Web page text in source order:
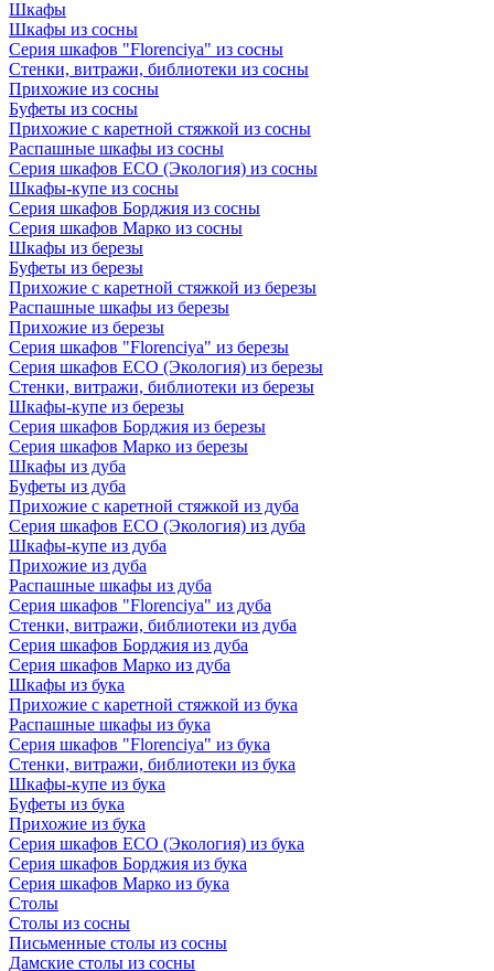
Шкафы
Шкафы из сосны
Серия шкафов "Florenciya" из сосны
Стенки, витражи, библиотеки из сосны
Прихожие из сосны
Буфеты из сосны
Прихожие с каретной стяжкой из сосны
Распашные шкафы из сосны
Серия шкафов ECO (Экология) из сосны
Шкафы-купе из сосны
Серия шкафов Борджия из сосны
Серия шкафов Марко из сосны
Шкафы из березы
Буфеты из березы
Прихожие с каретной стяжкой из березы
Распашные шкафы из березы
Прихожие из березы
Серия шкафов "Florenciya" из березы
Серия шкафов ECO (Экология) из березы
Стенки, витражи, библиотеки из березы
Шкафы-купе из березы
Серия шкафов Борджия из березы
Серия шкафов Марко из березы
Шкафы из дуба
Буфеты из дуба
Прихожие с каретной стяжкой из дуба
Серия шкафов ECO (Экология) из дуба
Шкафы-купе из дуба
Прихожие из дуба
Распашные шкафы из дуба
Серия шкафов "Florenciya" из дуба
Стенки, витражи, библиотеки из дуба
Серия шкафов Борджия из дуба
Серия шкафов Марко из дуба
Шкафы из бука
Прихожие с каретной стяжкой из бука
Распашные шкафы из бука
Серия шкафов "Florenciya" из бука
Стенки, витражи, библиотеки из бука
Шкафы-купе из бука
Буфеты из бука
Прихожие из бука
Серия шкафов ECO (Экология) из бука
Серия шкафов Борджия из бука
Серия шкафов Марко из бука
Столы
Столы из сосны
Письменные столы из сосны
Дамские столы из сосны